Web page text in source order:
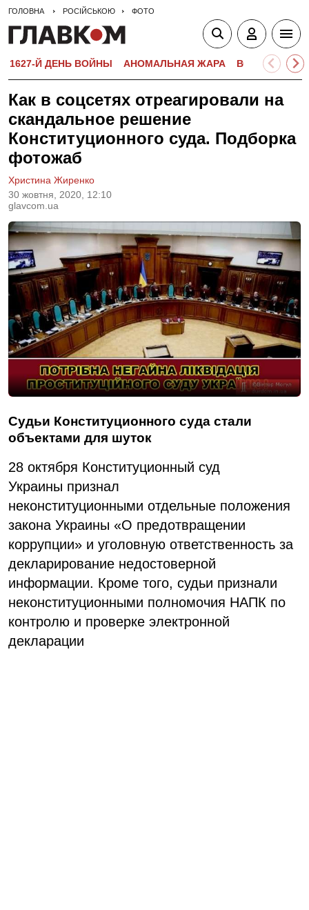
ГОЛОВНА РОСІЙСЬКОЮ ФОТО
1627-Й ДЕНЬ ВОЙНЫ АНОМАЛЬНАЯ ЖАРА
Как в соцсетях отреагировали на
скандальное решение
Конституционного суда. Подборка
фотожаб
30 жовтня, 2020, 12:10
glavcom.ua
Христина Жиренко
Судьи Конституционного суда стали
объектами для шуток
28 октября Конституционный суд
Украины признал
неконституционными отдельные положения
закона Украины «О предотвращении
коррупции» и уголовную ответственность за
декларирование недостоверной
информации. Кроме того, судьи признали
неконституционными полномочия НАПК по
контролю и проверке электронной
декларации